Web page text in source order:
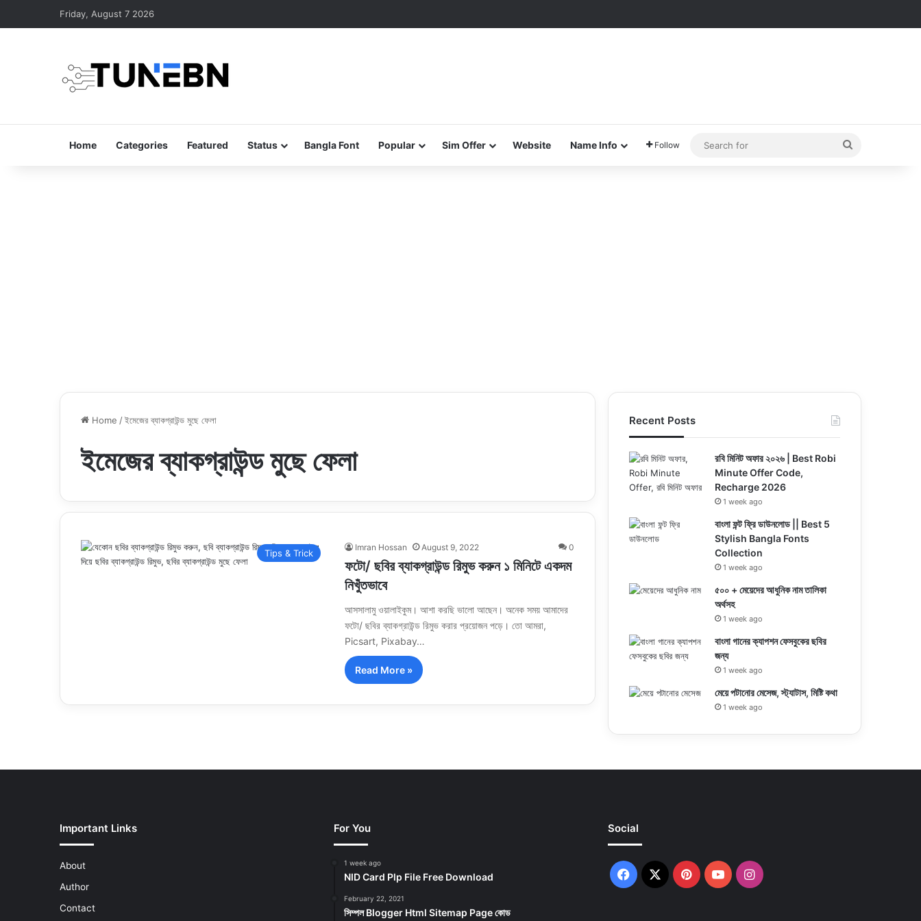
Friday, August 7 2026
Home Categories Featured Status Bangla Font Popular Sim Offer Website Name Info Follow
Home /ইমেজের ব্যাকগ্রাউন্ড মুছে ফেলা
ইমেজের ব্যাকগ্রাউন্ড মুছে ফেলা
Tips & Trick
Imran Hossan August 9, 2022 0
ফটো/ ছবির ব্যাকগ্রাউন্ড রিমুভ করুন ১ মিনিটে একদম
নিখুঁতভাবে
আসসালামু ওয়ালাইকুম। আশা করছি ভালো আছেন। অনেক সময় আমাদের
ফটো/ ছবির ব্যাকগ্রাউন্ড রিমুভ করার প্রয়োজন পড়ে। তো আমরা,
Picsart, Pixabay…
Read More »
Recent Posts
রবি মিনিট অফার ২০২৬ | Best Robi
Minute Offer Code,
Recharge 2026
1 week ago
বাংলা ফন্ট ফ্রি ডাউনলোড || Best 5
Stylish Bangla Fonts
Collection
1 week ago
৫০০ + মেয়েদের আধুনিক নাম তালিকা
অর্থসহ
1 week ago
বাংলা গানের ক্যাপশন ফেসবুকের ছবির
জন্য
1 week ago
মেয়ে পটানোর মেসেজ, স্ট্যাটাস, মিষ্টি কথা
1 week ago
Important Links
About
Author
Contact
For You
1 week ago
NID Card Plp File Free Download
February 22, 2021
সিম্পল Blogger Html Sitemap Page কোড
Social
Facebook
X PinterestYouTubeInstagram